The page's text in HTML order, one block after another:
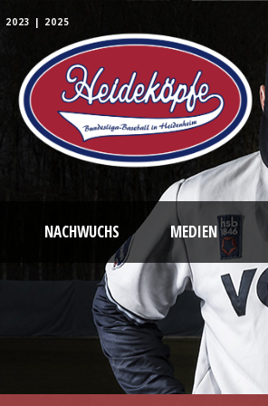
2023 | 2025
NACHWUCHS MEDIEN